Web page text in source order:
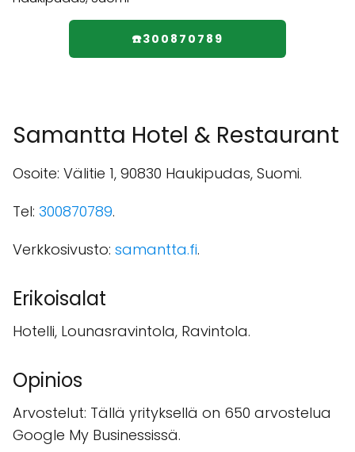
☎️300870789
Samantta Hotel & Restaurant
Osoite: Välitie 1, 90830 Haukipudas, Suomi.
Tel: 300870789.
Verkkosivusto: samantta.fi.
Erikoisalat
Hotelli, Lounasravintola, Ravintola.
Opinios
Arvostelut: Tällä yrityksellä on 650 arvostelua
Google My Businessissä.